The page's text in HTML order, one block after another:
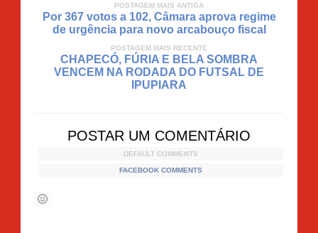
POSTAGEM MAIS ANTIGA
Por 367 votos a 102, Câmara aprova regime
de urgência para novo arcabouço fiscal
POSTAGEM MAIS RECENTE
CHAPECÓ, FÚRIA E BELA SOMBRA
VENCEM NA RODADA DO FUTSAL DE
IPUPIARA
POSTAR UM COMENTÁRIO
DEFAULT COMMENTS
FACEBOOK COMMENTS